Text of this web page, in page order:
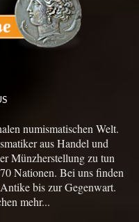
numismatischen Welt.
aus Handel und
Münzherstellung zu tun
Nationen. Bei uns finden
bis zur Gegenwart.
mehr...